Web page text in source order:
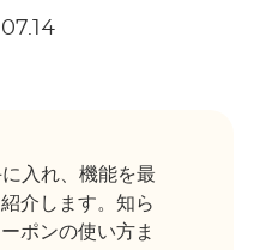
入れ、機能を最
介します。知ら
ポンの使い方ま